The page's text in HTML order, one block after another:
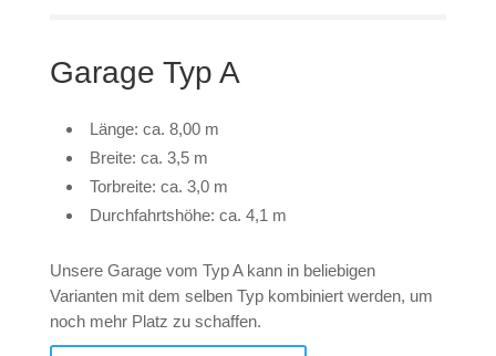
Garage Typ A
Länge: ca. 8,00 m
Breite: ca. 3,5 m
Torbreite: ca. 3,0 m
Durchfahrtshöhe: ca. 4,1 m
Unsere Garage vom Typ A kann in beliebigen
Varianten mit dem selben Typ kombiniert werden, um
noch mehr Platz zu schaffen.